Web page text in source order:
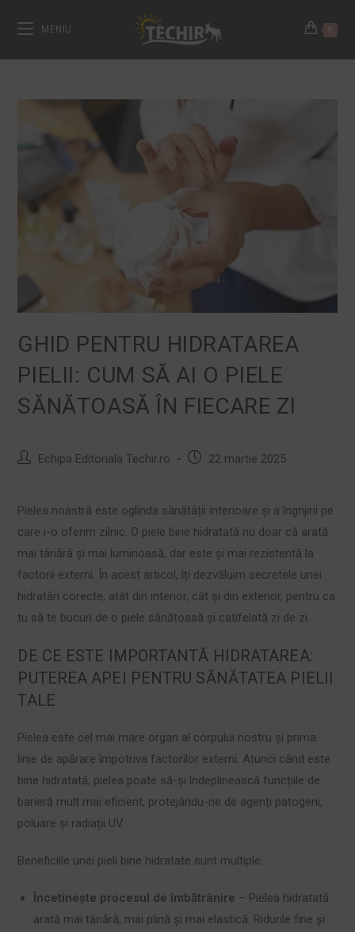
MENIU
GHID PENTRU HIDRATAREA
PIELII: CUM SĂ AI O PIELE
SĂNĂTOASĂ ÎN FIECARE ZI
Echipa Editoriala Techir.ro 22 martie 2025
Pielea noastră este oglinda sănătății interioare și a îngrijirii pe
care i-o oferim zilnic. O piele bine hidratată nu doar că arată
mai tânără și mai luminoasă, dar este și mai rezistentă la
factorii externi. În acest articol, îți dezvăluim secretele unei
hidratări corecte, atât din interior, cât și din exterior, pentru ca
tu să te bucuri de o piele sănătoasă și catifelată zi de zi.
DE CE ESTE IMPORTANTĂ HIDRATAREA:
PUTEREA APEI PENTRU SĂNĂTATEA PIELII
TALE
Pielea este cel mai mare organ al corpului nostru și prima
linie de apărare împotriva factorilor externi. Atunci când este
bine hidratată, pielea poate să-și îndeplinească funcțiile de
barieră mult mai eficient, protejându-ne de agenți patogeni,
poluare și radiații UV.
Beneficiile unei pieli bine hidratate sunt multiple:
Încetinește procesul de îmbătrânire – Pielea hidratată
arată mai tânără, mai plină și mai elastică. Ridurile fine și